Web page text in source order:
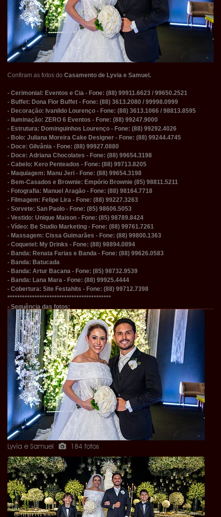
Confiram as fotos do Casamento de Lyvia e Samuel.
- Cerimonial: Eventos e Cia - Fone: (88) 99911.6623 / 99650.2521
- Buffet: Dona Flor Buffet - Fone: (88) 3613.2080 / 99998.0999
- Decoração: Ivanildo Lourenço - Fone: (88) 3613.1066 / 98813.8595
- Iluminação: ZERO 6 Eventos - Fone: (88) 99247.9000
- Estrutura: Dominguinhos Lourenço - Fone: (88) 99292.4026
- Bolo: Juliana Moreira Cake Designer - Fone: (88) 99244.4745
- Doce: Gilvânia - Fone: (88) 99927.0880
- Doce: Adriana Chocolates - Fone: (88) 99654.3198
- Cabelo: Kero Penteados - Fone: (88) 99713.8205
- Maquiagem: Manu Jeri - Fone: (88) 99654.3198
- Bem-Casados e Brownie: Empório Brownie (85) 98811.5211
- Fotografia: Manuel Aragão - Fone: (88) 98164.7718
- Filmagem: Felipe Lira - Fone: (88) 99227.3263
- Sorvete: San Paolo - Fone: (85) 98606.5053
- Vestido: Unique Maison - Fone: (85) 98789.8424
- Vídeo: Be Studio Marketing - Fone: (88) 99761.7261
- Massagem: Cissa Guimarães - Fone: (88) 99800.1363
- Coquetel: My Drinks - Fone: (88) 98894.0894
- Banda: Renata Farias e Banda - Fone: (88) 99626.0583
- Banda: Batucada
- Banda: Artur Bacana - Fone: (85) 98732.9539
- Banda: Lana Mara - Fone: (88) 99925.4444
- Cobertura: Site Festahits - Fone: (88) 99712.7398
******************************************
- Sequência das fotos:
- Parte I: Fotos com os noivos
- Parte II: Fotos Individuais
- Parte III: Fotos de Duas Pessoas
- Parte IV: Fotos de Três e Mais Pessoas
********************************************
Contrate o Festahits para sua Festa Particular e tenha a
maior e melhor cobertura do estado!
- Twitter -https://twitter.com/festahits
- Instagram -http://instagram.com/festahits#
- Fan Page -https://www.facebook.com/sitefestahits
Lyvia e Samuel 184 fotos